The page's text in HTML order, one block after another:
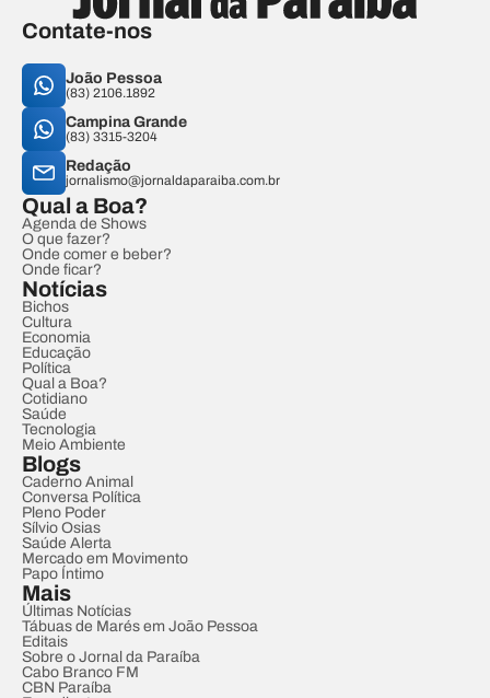
Contate-nos
João Pessoa
(83) 2106.1892
Campina Grande
(83) 3315-3204
Redação
jornalismo@jornaldaparaiba.com.br
Qual a Boa?
Agenda de Shows
O que fazer?
Onde comer e beber?
Onde ficar?
Notícias
Bichos
Cultura
Economia
Educação
Política
Qual a Boa?
Cotidiano
Saúde
Tecnologia
Meio Ambiente
Blogs
Caderno Animal
Conversa Política
Pleno Poder
Sílvio Osias
Saúde Alerta
Mercado em Movimento
Papo Íntimo
Mais
Últimas Notícias
Tábuas de Marés em João Pessoa
Editais
Sobre o Jornal da Paraíba
Cabo Branco FM
CBN Paraíba